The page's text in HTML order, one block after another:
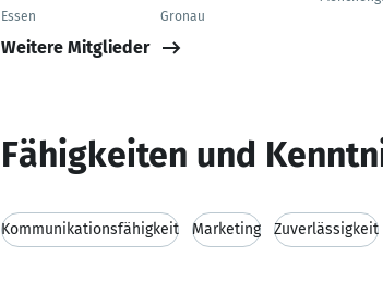
Essen
Gronau
Weitere Mitglieder
Fähigkeiten und
Kommunikationsfähigkeit Marketing Zuverlässigkeit